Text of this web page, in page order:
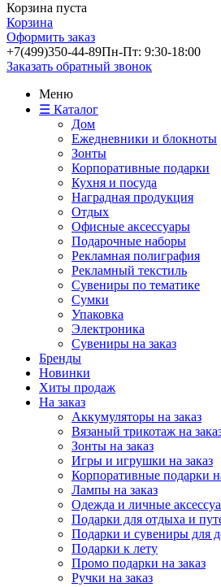
Корзина пуста
Корзина
Оформить заказ
+7(499)350-44-89Пн-Пт: 9:30-18:00
Заказать обратный звонок
Меню
☰ Каталог
Дом
Ежедневники и блокноты
Зонты
Корпоративные подарки
Кухня и посуда
Наградная продукция
Отдых
Офисные аксессуары
Подарочные наборы
Рекламная полиграфия
Рекламный текстиль
Сувениры по тематике
Сумки
Упаковка
Электроника
Сувениры на заказ
Бренды
Новинки
Хиты продаж
На заказ
Аккумуляторы на заказ
Вязаный трикотаж на
Зонты на заказ
Игры и игрушки на заказ
Корпоративные подарки
Лампы на заказ
Одежда и личные
Подарки для отдыха и
Подарки и сувениры для
Подарки к лету
Промо подарки на заказ
Ручки на заказ